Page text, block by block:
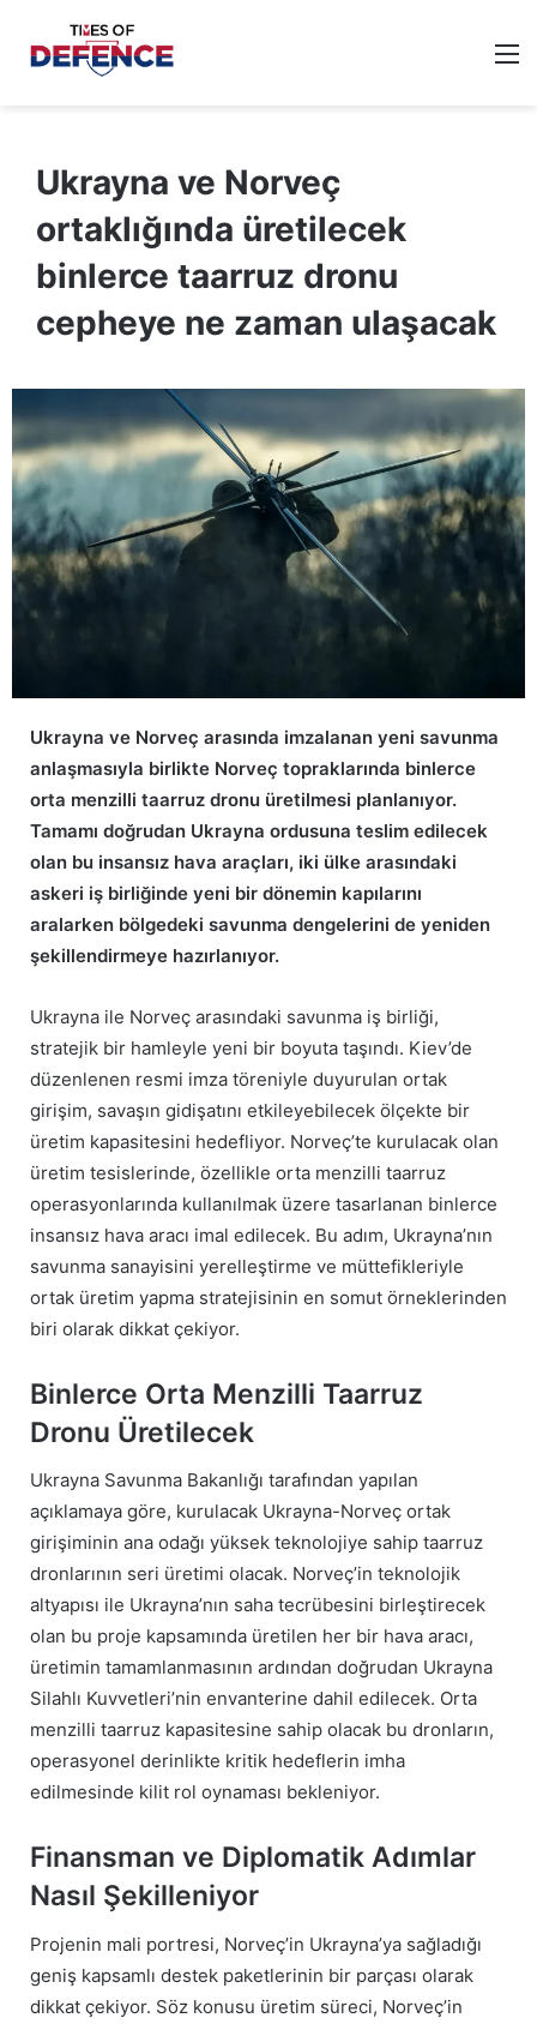
Ukrayna ve Norveç
ortaklığında üretilecek
binlerce taarruz dronu
cepheye ne zaman ulaşacak
Ukrayna ve Norveç arasında imzalanan yeni savunma
anlaşmasıyla birlikte Norveç topraklarında binlerce
orta menzilli taarruz dronu üretilmesi planlanıyor.
Tamamı doğrudan Ukrayna ordusuna teslim edilecek
olan bu insansız hava araçları, iki ülke arasındaki
askeri iş birliğinde yeni bir dönemin kapılarını
aralarken bölgedeki savunma dengelerini de yeniden
şekillendirmeye hazırlanıyor.
Ukrayna ile Norveç arasındaki savunma iş birliği,
stratejik bir hamleyle yeni bir boyuta taşındı. Kiev’de
düzenlenen resmi imza töreniyle duyurulan ortak
girişim, savaşın gidişatını etkileyebilecek ölçekte bir
üretim kapasitesini hedefliyor. Norveç’te kurulacak olan
üretim tesislerinde, özellikle orta menzilli taarruz
operasyonlarında kullanılmak üzere tasarlanan binlerce
insansız hava aracı imal edilecek. Bu adım, Ukrayna’nın
savunma sanayisini yerelleştirme ve müttefikleriyle
ortak üretim yapma stratejisinin en somut örneklerinden
biri olarak dikkat çekiyor.
Binlerce Orta Menzilli Taarruz
Dronu Üretilecek
Ukrayna Savunma Bakanlığı tarafından yapılan
açıklamaya göre, kurulacak Ukrayna-Norveç ortak
girişiminin ana odağı yüksek teknolojiye sahip taarruz
dronlarının seri üretimi olacak. Norveç’in teknolojik
altyapısı ile Ukrayna’nın saha tecrübesini birleştirecek
olan bu proje kapsamında üretilen her bir hava aracı,
üretimin tamamlanmasının ardından doğrudan Ukrayna
Silahlı Kuvvetleri’nin envanterine dahil edilecek. Orta
menzilli taarruz kapasitesine sahip olacak bu dronların,
operasyonel derinlikte kritik hedeflerin imha
edilmesinde kilit rol oynaması bekleniyor.
Finansman ve Diplomatik Adımlar
Nasıl Şekilleniyor
Projenin mali portresi, Norveç’in Ukrayna’ya sağladığı
geniş kapsamlı destek paketlerinin bir parçası olarak
dikkat çekiyor. Söz konusu üretim süreci, Norveç’in